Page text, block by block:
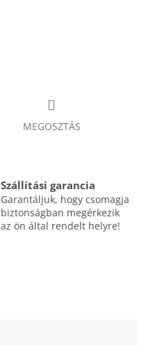
MEGOSZTÁS
Szállítási garancia
Garantáljuk, hogy csomagja
biztonságban megérkezik
az ön által rendelt helyre!